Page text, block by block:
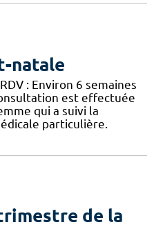
natale
: Environ 6 semaines
est effectuée
qui a suivi la
particulière.
de la